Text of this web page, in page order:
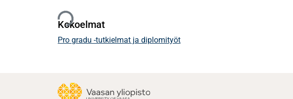
Ladataan...
Kokoelmat
Pro gradu -tutkielmat ja diplomityöt